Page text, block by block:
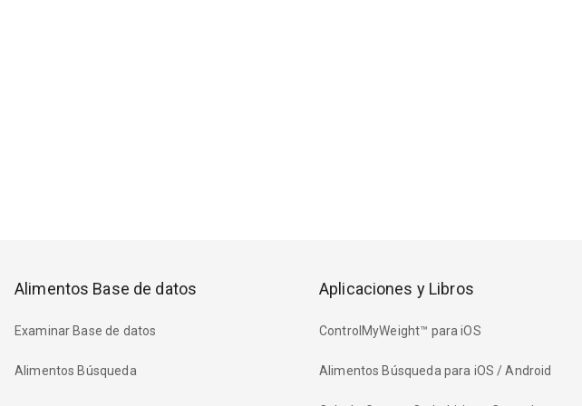
Alimentos Base de datos
Examinar Base de datos
Alimentos Búsqueda
Aplicaciones y Libros
ControlMyWeight™ para iOS
Alimentos Búsqueda para iOS / Android